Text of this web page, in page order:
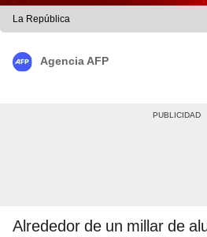
La República
Agencia AFP
Alrededor de un millar de